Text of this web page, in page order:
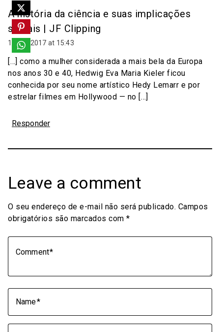
A história da ciência e suas implicações
sociais | JF Clipping
12/05/2017 at 15:43
[…] como a mulher considerada a mais bela da Europa
nos anos 30 e 40, Hedwig Eva Maria Kieler ficou
conhecida por seu nome artístico Hedy Lemarr e por
estrelar filmes em Hollywood — no […]
Responder
Leave a comment
O seu endereço de e-mail não será publicado. Campos
obrigatórios são marcados com *
Comment
Name